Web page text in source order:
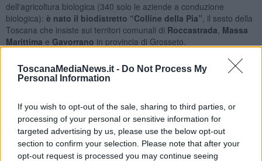
ToscanaMediaNews.it - Do Not Process My
Personal Information
If you wish to opt-out of the sale, sharing to third parties, or
processing of your personal or sensitive information for
targeted advertising by us, please use the below opt-out
section to confirm your selection. Please note that after your
opt-out request is processed you may continue seeing
dell'agricoltura biologica (340 solo le aziende a conduzione
biologica): è nato il biodistretto “Colline della Pia” , il sesto della
Toscana che insiste sui territori comunali di Roccastrada Massa
Marittima e Gavorrano in provincia di Grosseto.
Il biodistretto numero 6 della Toscana è stato riconosciuto con
legge regionale 51 del 2019 e iscritto al Registro nazionale dei
Distretti biologici. Il “Colline delle Pia” nasce dall’esperienza
e privati, nata nel2020per stimolare gli agricoltori a convertire le
loro aziende al biologico.